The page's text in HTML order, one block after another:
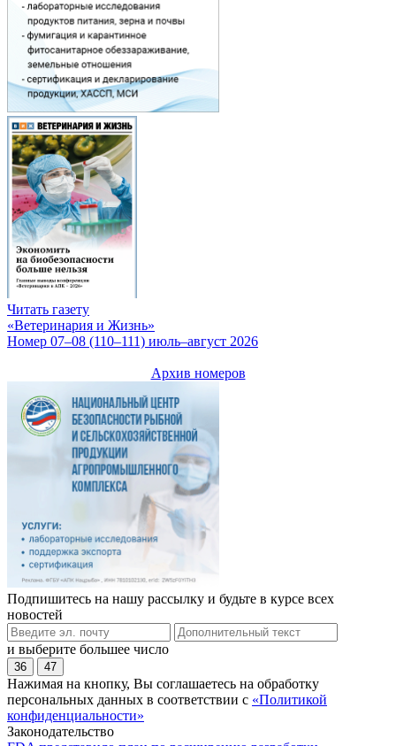
Читать газету
«Ветеринария и Жизнь»
Номер 07–08 (110–111) июль–август 2026
Архив номеров
Подпишитесь на нашу рассылку и будьте в курсе всех
новостей
и выберите большее число
36 47
Нажимая на кнопку, Вы соглашаетесь на обработку
персональных данных в соответствии с «Политикой
конфиденциальности»
Законодательство